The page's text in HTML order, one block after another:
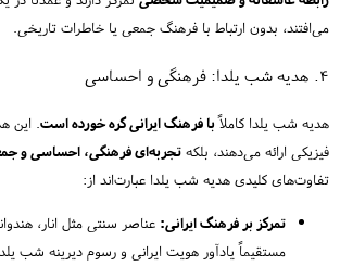
می‌افتند، بدون ارتباط با فرهنگ جمعی یا خاطرات تاریخی.
۴. هدیه شب یلدا: فرهنگی و احساسی
هدیه شب یلدا کاملاًبا فرهنگ ایرانی گره خورده است. این
فیزیکی ارائه می‌دهند، بلکه تجربه‌ای فرهنگی، احساسی و
تفاوت‌های کلیدی هدیه شب یلدا عبارت‌اند از:
تمرکز بر فرهنگ ایرانی: عناصر سنتی مثل انار،
مستقیماً یادآور هویت ایرانی و رسوم دیرینه شب